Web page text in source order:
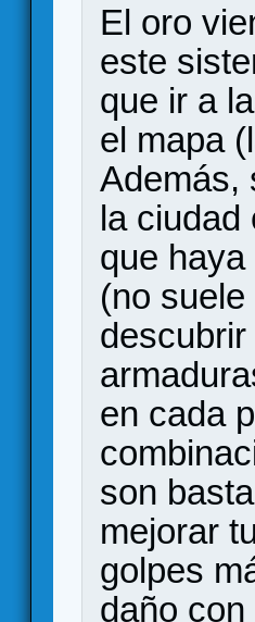
El oro
este
que ir a
el mapa
Además,
la ciudad
que
(no
en cada
son
mejorar
golpes
daño